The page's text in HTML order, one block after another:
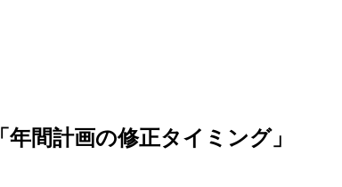
間計画の修正タイミング」